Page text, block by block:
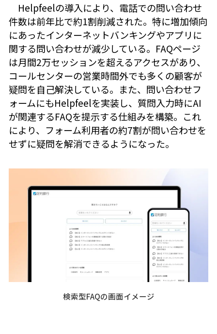
Helpfeelの導入により、電話での問い合わせ
件数は前年比で約1割削減された。特に増加傾向
にあったインターネットバンキングやアプリに
関する問い合わせが減少している。FAQページ
は月間2万セッションを超えるアクセスがあり、
コールセンターの営業時間外でも多くの顧客が
疑問を自己解決している。また、問い合わせフ
ォームにもHelpfeelを実装し、質問入力時にAI
が関連するFAQを提示する仕組みを構築。これ
により、フォーム利用者の約7割が問い合わせを
せずに疑問を解消できるようになった。
検索型FAQの画面イメージ